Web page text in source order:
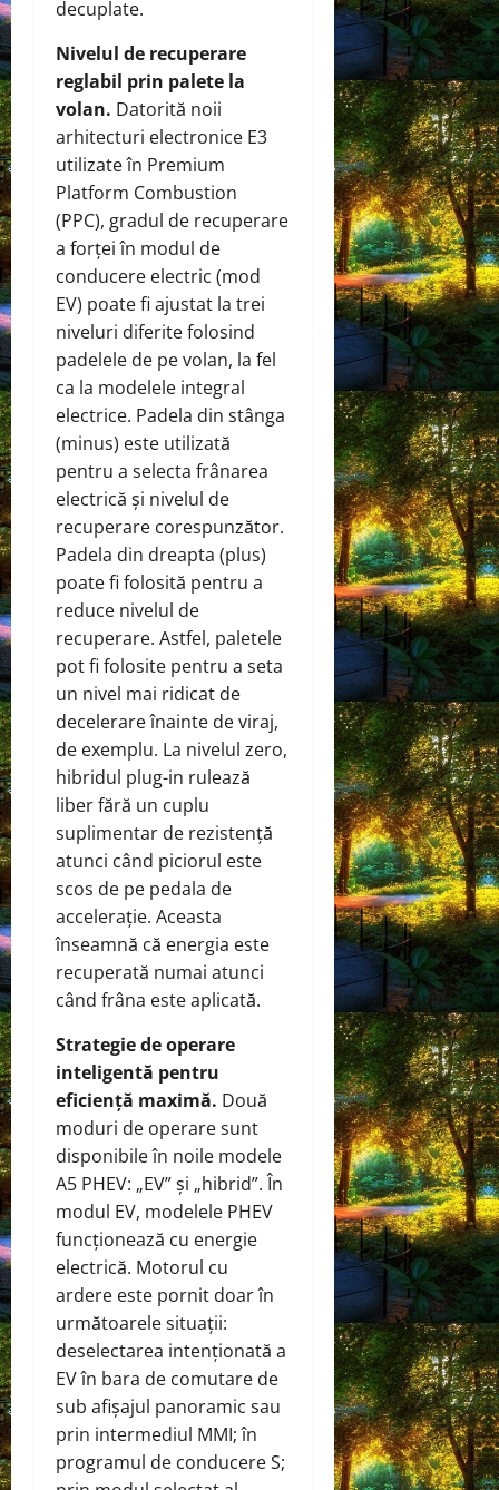
decuplate.
Nivelul de recuperare
reglabil prin palete la
volan. Datorită noii
arhitecturi electronice E3
utilizate în Premium
Platform Combustion
(PPC), gradul de recuperare
a forței în modul de
conducere electric (mod
EV) poate fi ajustat la trei
niveluri diferite folosind
padelele de pe volan, la fel
ca la modelele integral
electrice. Padela din stânga
(minus) este utilizată
pentru a selecta frânarea
electrică și nivelul de
recuperare corespunzător.
Padela din dreapta (plus)
poate fi folosită pentru a
reduce nivelul de
recuperare. Astfel, paletele
pot fi folosite pentru a seta
un nivel mai ridicat de
decelerare înainte de viraj,
de exemplu. La nivelul zero,
hibridul plug-in rulează
liber fără un cuplu
suplimentar de rezistență
atunci când piciorul este
scos de pe pedala de
accelerație. Aceasta
înseamnă că energia este
recuperată numai atunci
când frâna este aplicată.
Strategie de operare
inteligentă pentru
eficiență maximă. Două
moduri de operare sunt
disponibile în noile modele
A5 PHEV: „EV” și „hibrid”. În
modul EV, modelele PHEV
funcționează cu energie
electrică. Motorul cu
ardere este pornit doar în
următoarele situații:
deselectarea intenționată a
EV în bara de comutare de
sub afișajul panoramic sau
prin intermediul MMI; în
programul de conducere S;